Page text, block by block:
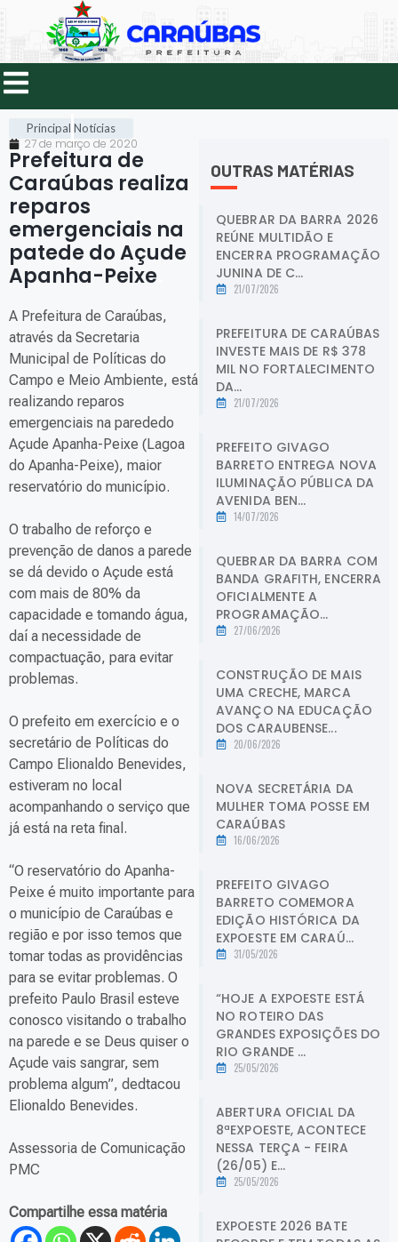
Principal Notícias
27 de março de 2020
Prefeitura de
Caraúbas realiza
reparos
emergenciais na
patede do Açude
Apanha-Peixe
A Prefeitura de Caraúbas,
através da Secretaria
Municipal de Políticas do
Campo e Meio Ambiente, está
realizando reparos
emergenciais na parededo
Açude Apanha-Peixe (Lagoa
do Apanha-Peixe), maior
reservatório do município.
O trabalho de reforço e
prevenção de danos a parede
se dá devido o Açude está
com mais de 80% da
capacidade e tomando água,
daí a necessidade de
compactuação, para evitar
problemas.
O prefeito em exercício e o
secretário de Políticas do
Campo Elionaldo Benevides,
estiveram no local
acompanhando o serviço que
já está na reta final.
“O reservatório do Apanha-
Peixe é muito importante para
o município de Caraúbas e
região e por isso temos que
tomar todas as providências
para se evitar problemas. O
prefeito Paulo Brasil esteve
conosco visitando o trabalho
na parede e se Deus quiser o
Açude vais sangrar, sem
problema algum”, dedtacou
Elionaldo Benevides.
Assessoria de Comunicação
PMC
Compartilhe essa matéria
OUTRAS MATÉRIAS
QUEBRAR DA BARRA 2026
REÚNE MULTIDÃO E
ENCERRA PROGRAMAÇÃO
JUNINA DE C...
21/07/2026
PREFEITURA DE CARAÚBAS
INVESTE MAIS DE R$ 378
MIL NO FORTALECIMENTO
DA...
21/07/2026
PREFEITO GIVAGO
BARRETO ENTREGA NOVA
ILUMINAÇÃO PÚBLICA DA
AVENIDA BEN...
14/07/2026
QUEBRAR DA BARRA COM
BANDA GRAFITH, ENCERRA
OFICIALMENTE A
PROGRAMAÇÃO...
27/06/2026
CONSTRUÇÃO DE MAIS
UMA CRECHE, MARCA
AVANÇO NA EDUCAÇÃO
DOS CARAUBENSE...
20/06/2026
NOVA SECRETÁRIA DA
MULHER TOMA POSSE EM
CARAÚBAS
16/06/2026
PREFEITO GIVAGO
BARRETO COMEMORA
EDIÇÃO HISTÓRICA DA
EXPOESTE EM CARAÚ...
31/05/2026
“HOJE A EXPOESTE ESTÁ
NO ROTEIRO DAS
GRANDES EXPOSIÇÕES DO
RIO GRANDE ...
25/05/2026
ABERTURA OFICIAL DA
8ªEXPOESTE, ACONTECE
NESSA TERÇA - FEIRA
(26/05) E...
25/05/2026
EXPOESTE 2026 BATE